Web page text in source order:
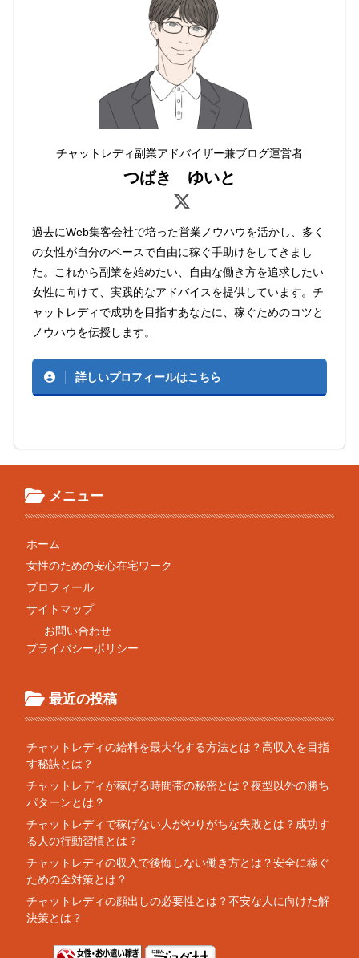
チャットレディ副業アドバイザー兼ブログ運営者
つばき ゆいと
過去にWeb集客会社で培った営業ノウハウを活かし、多く
の女性が自分のペースで自由に稼ぐ手助けをしてきまし
た。これから副業を始めたい、自由な働き方を追求したい
女性に向けて、実践的なアドバイスを提供しています。チ
ャットレディで成功を目指すあなたに、稼ぐためのコツと
ノウハウを伝授します。
詳しいプロフィールはこちら
メニュー
ホーム
女性のための安心在宅ワーク
プロフィール
サイトマップ
お問い合わせ
プライバシーポリシー
最近の投稿
チャットレディの給料を最大化する方法とは？高収入を目指
す秘訣とは？
チャットレディが稼げる時間帯の秘密とは？夜型以外の勝ち
パターンとは？
チャットレディで稼げない人がやりがちな失敗とは？成功す
る人の行動習慣とは？
チャットレディの収入で後悔しない働き方とは？安全に稼ぐ
ための全対策とは？
チャットレディの顔出しの必要性とは？不安な人に向けた解
決策とは？